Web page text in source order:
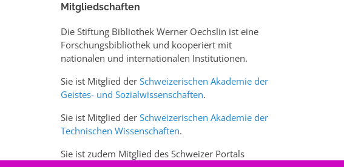
Mitgliedschaften
Die Stiftung Bibliothek Werner Oechslin ist eine
Forschungsbibliothek und kooperiert mit
nationalen und internationalen Institutionen.
Sie ist Mitglied der Schweizerischen Akademie der
Geistes- und Sozialwissenschaften.
Sie ist Mitglied der Schweizerischen Akademie der
Technischen Wissenschaften.
Sie ist zudem Mitglied des Schweizer Portals